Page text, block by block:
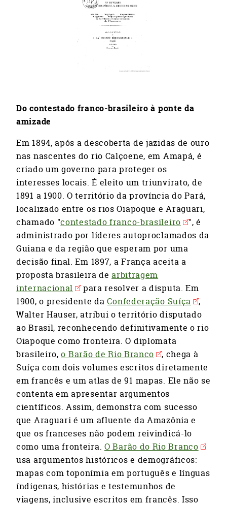
Do contestado franco-brasileiro à ponte da
amizade
Em 1894, após a descoberta de jazidas de ouro
nas nascentes do rio Calçoene, em Amapá, é
criado um governo para proteger os
interesses locais. É eleito um triunvirato, de
1891 a 1900. O território da província do Pará,
localizado entre os rios Oiapoque e Araguari,
chamado "contestado franco-brasileiro
", é
administrado por líderes autoproclamados da
Guiana e da região que esperam por uma
decisão final. Em 1897, a França aceita a
proposta brasileira dearbitragem
internacional
para resolver a disputa. Em
1900, o presidente daConfederação Suíça
,
Walter Hauser, atribui o território disputado
ao Brasil, reconhecendo definitivamente o rio
Oiapoque como fronteira. O diplomata
brasileiro,o Barão de Rio Branco
, chega à
Suíça com dois volumes escritos diretamente
em francês e um atlas de 91 mapas. Ele não se
contenta em apresentar argumentos
científicos. Assim, demonstra com sucesso
que Araguari é um afluente da Amazônia e
que os franceses não podem reivindicá-lo
como uma fronteira. O Barão do Rio Branco
usa argumentos históricos e demográficos:
mapas com toponímia em português e línguas
índigenas, histórias e testemunhos de
viagens, inclusive escritos em francês. Isso